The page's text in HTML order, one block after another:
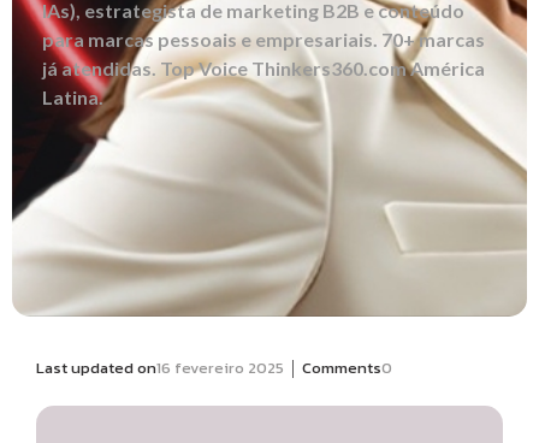
IAs), estrategista de marketing B2B e conteúdo
para marcas pessoais e empresariais. 70+ marcas
já atendidas. Top Voice Thinkers360.com América
Latina.
Last updated on16 fevereiro 2025 | Comments0